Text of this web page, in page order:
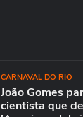
CARNAVAL DO RIO
João Gomes
cientista que